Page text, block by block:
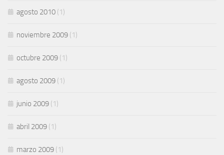
agosto 2010 (1)
noviembre 2009 (1)
octubre 2009 (1)
agosto 2009 (1)
junio 2009 (1)
abril 2009 (1)
marzo 2009 (1)